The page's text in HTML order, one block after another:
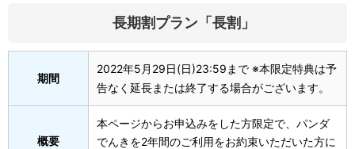
長期割プラン「長割」
期間
2022年5月29日(日)23:59まで ※本限定特典は予
告なく延長または終了する場合がございます。
概要
本ページからお申込みをした方限定で、パンダ
でんきを2年間のご利用をお約束いただいた方に